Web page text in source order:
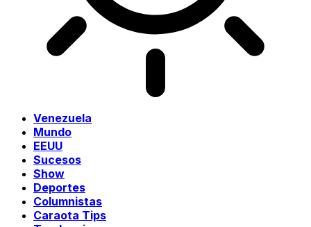
Venezuela
Mundo
EEUU
Sucesos
Show
Deportes
Columnistas
Caraota Tips